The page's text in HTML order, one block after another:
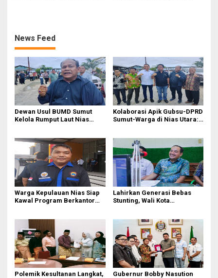
News Feed
Dewan Usul BUMD Sumut
Kelola Rumput Laut Nias
Kolaborasi Apik Gubsu-DPRD
Sumut-Warga di Nias Utara:
Warga Kepulauan Nias Siap
Kawal Program Berkantor
Lahirkan Generasi Bebas
Stunting, Wali Kota
Polemik Kesultanan Langkat,
Gubernur Bobby Nasution